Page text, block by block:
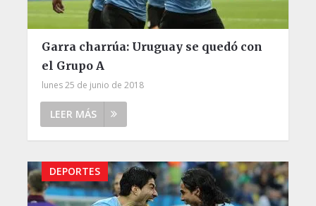
Garra charrúa: Uruguay se quedó con
el Grupo A
lunes 25 de junio de 2018
LEER MÁS
DEPORTES